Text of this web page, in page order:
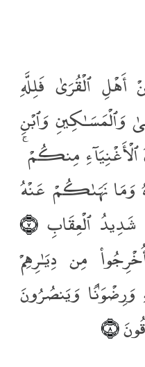
أَهْلِ ٱلْقُرَىٰ فَلِلَّهِ
وَٱلْمَسَـٰكِينِ وَٱبْنِ
ٱلْأَغْنِيَآءِ مِنكُمْ
وَمَا نَهَىٰكُمْ عَنْهُ
شَدِيدُ ٱلْعِقَابِ﴿٧﴾
مِن دِيَـٰرِهِمْ
وَرِضْوَٰنًۭا وَيَنصُرُونَ
﴿٨﴾